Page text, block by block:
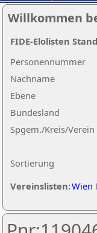
Willkommen
Nachname
Ebene
Sortierung
Personennummer
Bundesland
Spgem./Kreis/Verein
Vereinslisten:Wien
FIDE-Elolisten Stand